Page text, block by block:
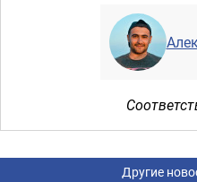
Другие